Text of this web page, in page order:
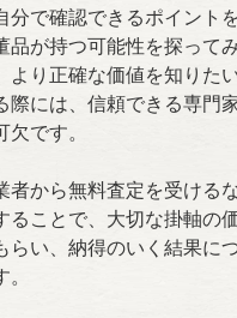
分で確認できるポイント
品が持つ可能性を探って
より正確な価値を知りた
際には、信頼できる専門
欠です。
者から無料査定を受ける
ることで、大切な掛軸の
らい、納得のいく結果に